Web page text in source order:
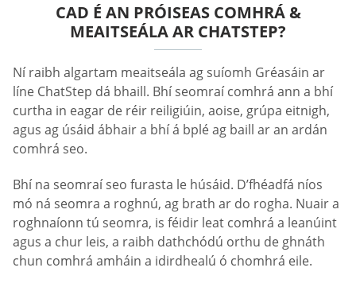
CAD É AN PRÓISEAS COMHRÁ &
MEAITSEÁLA AR CHATSTEP?
Ní raibh algartam meaitseála ag suíomh Gréasáin ar
líne ChatStep dá bhaill. Bhí seomraí comhrá ann a bhí
curtha in eagar de réir reiligiúin, aoise, grúpa eitnigh,
agus ag úsáid ábhair a bhí á bplé ag baill ar an ardán
comhrá seo.
Bhí na seomraí seo furasta le húsáid. D’fhéadfá níos
mó ná seomra a roghnú, ag brath ar do rogha. Nuair a
roghnaíonn tú seomra, is féidir leat comhrá a leanúint
agus a chur leis, a raibh dathchódú orthu de ghnáth
chun comhrá amháin a idirdhealú ó chomhrá eile.